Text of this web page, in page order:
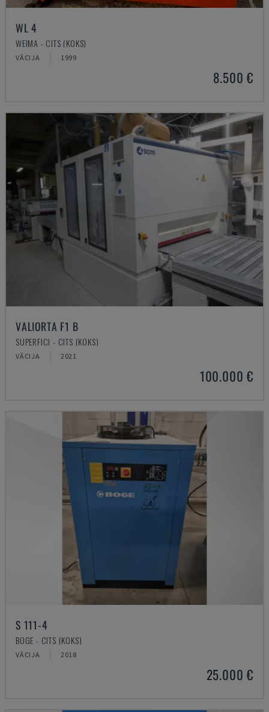
WL 4
WEIMA - CITS (KOKS)
VĀCIJA 1999
8.500 €
VALIORTA F1 B
SUPERFICI - CITS (KOKS)
VĀCIJA 2021
100.000 €
S 111-4
BOGE - CITS (KOKS)
VĀCIJA 2018
25.000 €